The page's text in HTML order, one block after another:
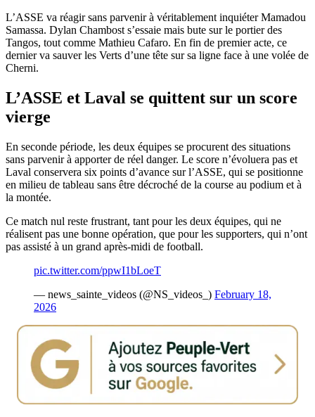
L’ASSE va réagir sans parvenir à véritablement inquiéter Mamadou
Samassa. Dylan Chambost s’essaie mais bute sur le portier des
Tangos, tout comme Mathieu Cafaro. En fin de premier acte, ce
dernier va sauver les Verts d’une tête sur sa ligne face à une volée de
Cherni.
L’ASSE et Laval se quittent sur un score
vierge
En seconde période, les deux équipes se procurent des situations
sans parvenir à apporter de réel danger. Le score n’évoluera pas et
Laval conservera six points d’avance sur l’ASSE, qui se positionne
en milieu de tableau sans être décroché de la course au podium et à
la montée.
Ce match nul reste frustrant, tant pour les deux équipes, qui ne
réalisent pas une bonne opération, que pour les supporters, qui n’ont
pas assisté à un grand après-midi de football.
pic.twitter.com/ppwI1bLoeT
— news_sainte_videos (@NS_videos_) February 18,
2026